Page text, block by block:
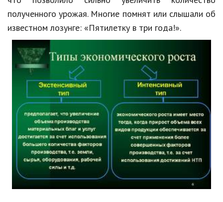
полученного урожая. Многие помнят или слышали об
известном лозунге: «Пятилетку в три года!».